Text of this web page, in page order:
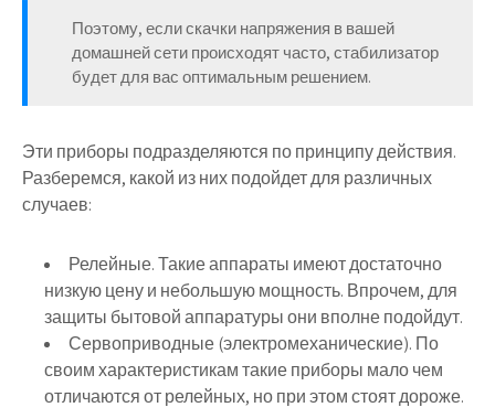
Поэтому, если скачки напряжения в вашей
домашней сети происходят часто, стабилизатор
будет для вас оптимальным решением.
Эти приборы подразделяются по принципу действия.
Разберемся, какой из них подойдет для различных
случаев:
Релейные. Такие аппараты имеют достаточно
низкую цену и небольшую мощность. Впрочем, для
защиты бытовой аппаратуры они вполне подойдут.
Сервоприводные (электромеханические). По
своим характеристикам такие приборы мало чем
отличаются от релейных, но при этом стоят дороже.